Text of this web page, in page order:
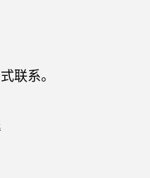
联系。